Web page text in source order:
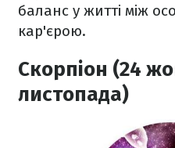
баланс у житті між
кар'єрою.
Скорпіон (24
листопада)